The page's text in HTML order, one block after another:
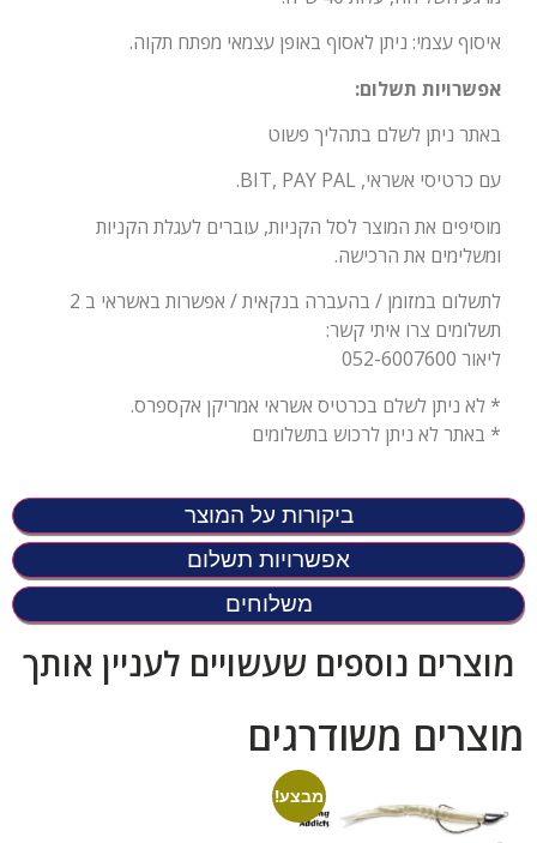
ביקורות על המוצר
אפשרויות תשלום
משלוחים
איסוף עצמי: ניתן לאסוף באופן עצמאי מפתח תקוה.
אפשרויות תשלום:
באתר ניתן לשלם בתהליך פשוט
עם כרטיסי אשראי, BIT, PAY PAL.
מוסיפים את המוצר לסל הקניות, עוברים לעגלת הקניות
ומשלימים את הרכישה.
לתשלום במזומן / בהעברה בנקאית / אפשרות באשראי ב 2
תשלומים צרו איתי קשר:
ליאור 052-6007600
* לא ניתן לשלם בכרטיס אשראי אמריקן אקספרס.
* באתר לא ניתן לרכוש בתשלומים
מוצרים נוספים שעשויים לעניין אותך
מוצרים משודרגים
מבצע!